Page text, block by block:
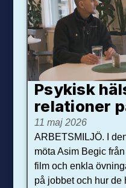
Psykisk
relationer
11 maj 2026
ARBETSMILJÖ. I
möta Asim Begic
film och enkla
på jobbet och hur